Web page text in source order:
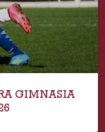
GIMNASIA